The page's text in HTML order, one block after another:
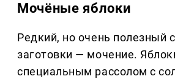
Мочёные яблоки
Редкий, но очень полезный
заготовки — мочение.
специальным рассолом с